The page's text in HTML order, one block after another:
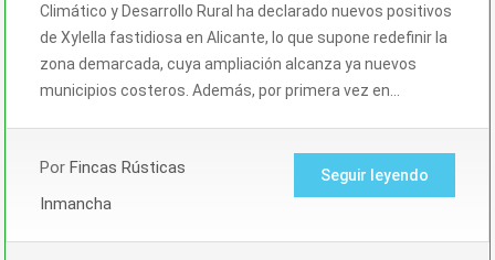
Climático y Desarrollo Rural ha declarado nuevos positivos
de Xylella fastidiosa en Alicante, lo que supone redefinir la
zona demarcada, cuya ampliación alcanza ya nuevos
municipios costeros. Además, por primera vez en…
Por Fincas Rústicas
Inmancha
Seguir leyendo